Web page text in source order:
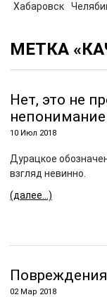
Хабаровск
МЕТКА
Нет, это не
непонимание
10 Июл 2018
Дурацкое
взгляд невинно.
(далее…)
02 Мар 2018